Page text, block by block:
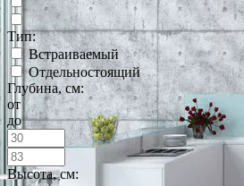
Тип:
Встраиваемый
Отдельностоящий
Глубина, см:
от
до
Высота, см: